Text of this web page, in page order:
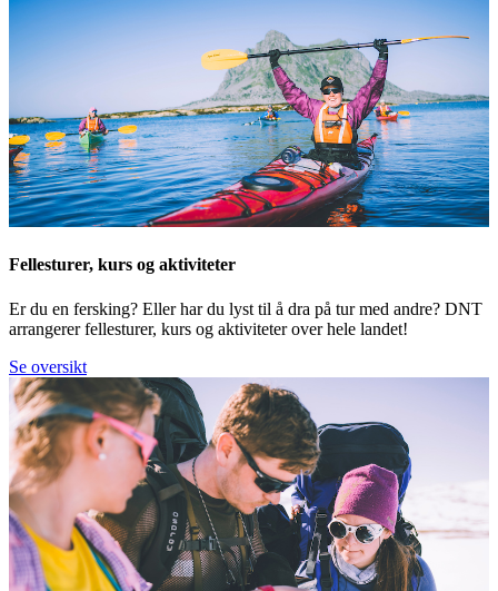
Fellesturer, kurs og aktiviteter
Er du en fersking? Eller har du lyst til å dra på tur med andre? DNT
arrangerer fellesturer, kurs og aktiviteter over hele landet!
Se oversikt